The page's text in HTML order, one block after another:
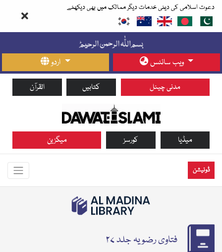
دعوت اسلامی کی دینی خدمات دیگر ممالک میں بھی دیکھئے
اردو ویب سائٹس
القرآن کتابیں مدنی چینل
میگزین کورسز میڈیا
ڈونیشن
فتاوی رضویہ جلد ۲۷